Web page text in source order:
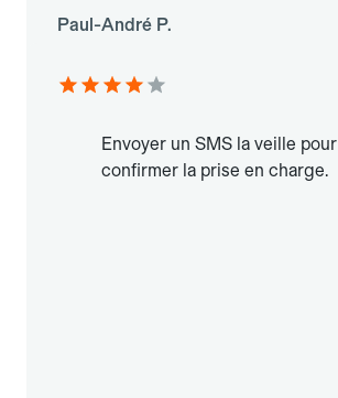
Paul-André P.
Envoyer un SMS la veille pour
confirmer la prise en charge.